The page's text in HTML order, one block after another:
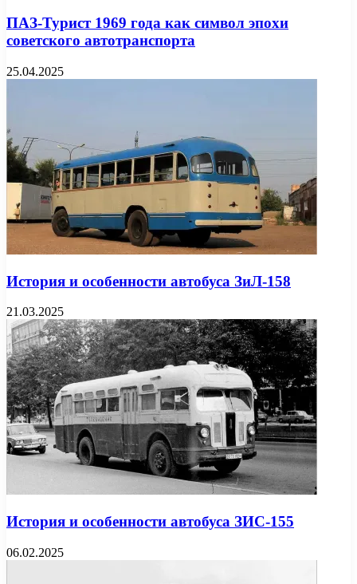
ПАЗ-Турист 1969 года как символ эпохи
советского автотранспорта
25.04.2025
История и особенности автобуса ЗиЛ-158
21.03.2025
История и особенности автобуса ЗИС-155
06.02.2025